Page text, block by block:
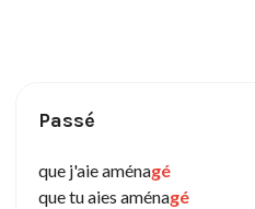
Passé
que j'aie aménagé
que tu aies aménagé